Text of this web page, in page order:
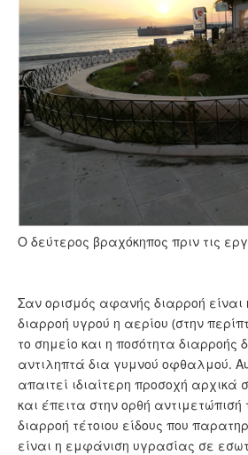
Ο δεύτερος βραχόκηπος πριν τις
Σαν ορισμός αφανής διαρροή είναι
διαρροή υγρού η αερίου (στην
το σημείο και η ποσότητα διαρροής
αντιληπτά δια γυμνού οφθαλμού.
απαιτεί ιδιαίτερη προσοχή αρχικά
και έπειτα στην ορθή αντιμετώπισή
διαρροή τέτοιου είδους που
είναι η εμφάνιση υγρασίας σε